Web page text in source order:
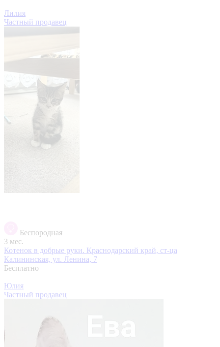
Лилия
Частный продавец
Беспородная
3 мес.
Котенок в добрые руки. Краснодарский край, ст-ца
Калининская, ул. Ленина, 7
Бесплатно
Юлия
Частный продавец